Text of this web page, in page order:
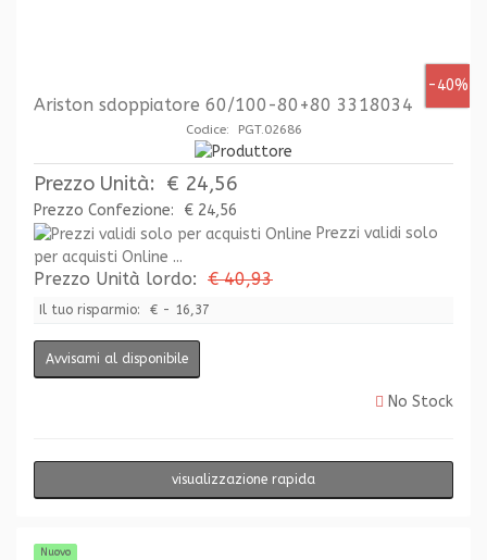
-40%
Ariston sdoppiatore 60/100-80+80 3318034
Codice: PGT.02686
Prezzo Unità: € 24,56
Prezzo Confezione:
€ 24,56
Prezzi validi solo
per acquisti Online ...
Prezzo Unità lordo: € 40,93
Il tuo risparmio: € - 16,37
Avvisami al disponibile
No Stock
visualizzazione rapida
Nuovo